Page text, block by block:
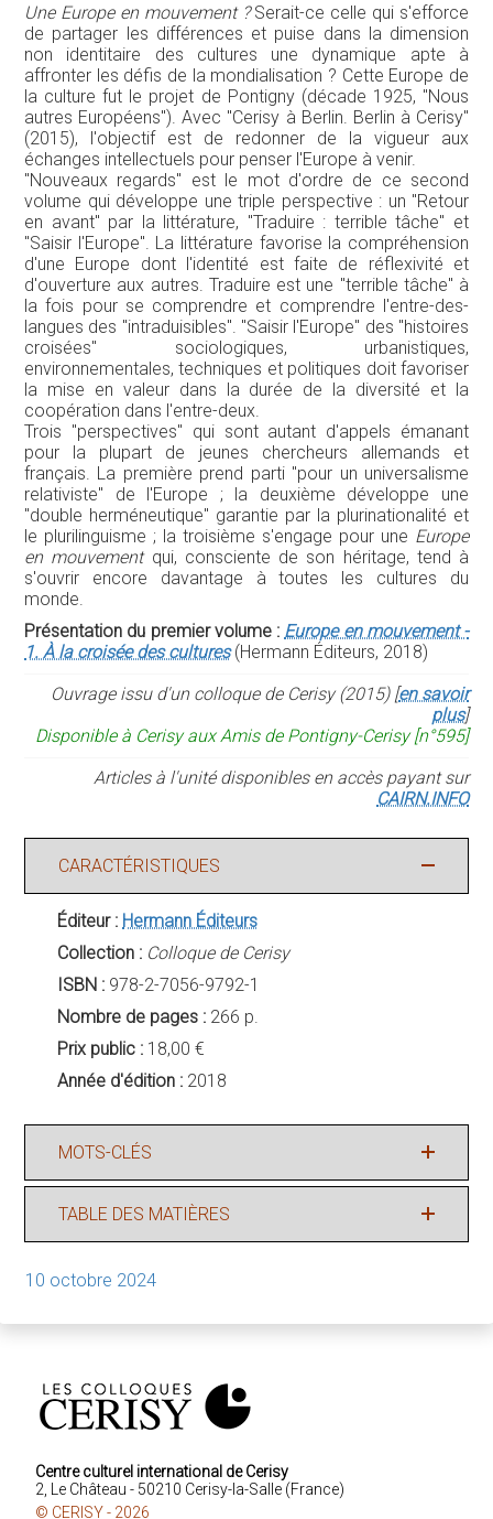
Une Europe en mouvement ?Serait-ce celle qui s'efforce
de partager les différences et puise dans la dimension
non identitaire des cultures une dynamique apte à
affronter les défis de la mondialisation ? Cette Europe de
la culture fut le projet de Pontigny (décade 1925, "Nous
autres Européens"). Avec "Cerisy à Berlin. Berlin à Cerisy"
(2015), l'objectif est de redonner de la vigueur aux
échanges intellectuels pour penser l'Europe à venir.
"Nouveaux regards" est le mot d'ordre de ce second
volume qui développe une triple perspective : un "Retour
en avant" par la littérature, "Traduire : terrible tâche" et
"Saisir l'Europe". La littérature favorise la compréhension
d'une Europe dont l'identité est faite de réflexivité et
d'ouverture aux autres. Traduire est une "terrible tâche" à
la fois pour se comprendre et comprendre l'entre-des-
langues des "intraduisibles". "Saisir l'Europe" des "histoires
croisées" sociologiques, urbanistiques,
environnementales, techniques et politiques doit favoriser
la mise en valeur dans la durée de la diversité et la
coopération dans l'entre-deux.
Trois "perspectives" qui sont autant d'appels émanant
pour la plupart de jeunes chercheurs allemands et
français. La première prend parti "pour un universalisme
relativiste" de l'Europe ; la deuxième développe une
"double herméneutique" garantie par la plurinationalité et
le plurilinguisme ; la troisième s'engage pour une Europe
en mouvementqui, consciente de son héritage, tend à
s'ouvrir encore davantage à toutes les cultures du
monde.
Présentation du premier volume : Europe en mouvement -
1. À la croisée des cultures(Hermann Éditeurs, 2018)
Ouvrage issu d'un colloque de Cerisy (2015) [en savoir
plus]
Disponible à Cerisy aux Amis de Pontigny-Cerisy [n°595]
Articles à l'unité disponibles en accès payant sur
CAIRN.INFO
CARACTÉRISTIQUES
Éditeur : Hermann Éditeurs
Collection : Colloque de Cerisy
ISBN : 978-2-7056-9792-1
Nombre de pages : 266 p.
Prix public : 18,00 €
Année d'édition : 2018
MOTS-CLÉS
TABLE DES MATIÈRES
10 octobre 2024
Centre culturel international de Cerisy
2, Le Château - 50210 Cerisy-la-Salle (France)
© CERISY - 2026